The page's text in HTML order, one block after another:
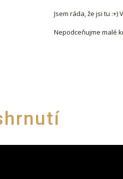
Jsem ráda, že jsi tu
Nepodceňujme malé